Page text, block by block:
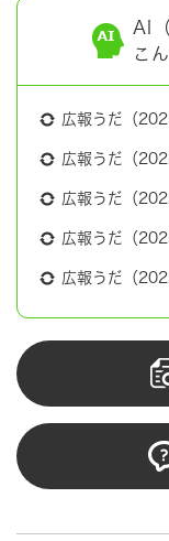
AI
こ
広報うだ（
広報うだ（
広報うだ（
広報うだ（
広報うだ（